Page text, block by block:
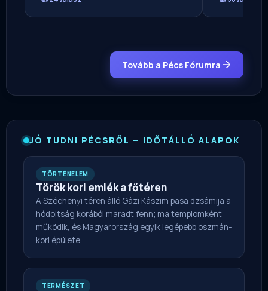
Tovább a Pécs Fórumra
JÓ TUDNI PÉCSRŐL — IDŐTÁLLÓ ALAPOK
TÖRTÉNELEM
Török kori emlék a főtéren
A Széchenyi téren álló Gázi Kászim pasa dzsámija a
hódoltság korából maradt fenn; ma templomként
működik, és Magyarország egyik legépebb oszmán-
kori épülete.
TERMÉSZET